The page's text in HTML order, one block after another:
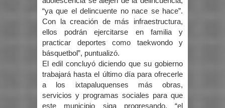
“ya que el delincuente no nace se hace”.
Con la creación de más infraestructura,
ellos podrán ejercitarse en familia y
practicar deportes como taekwondo y
básquetbol”, puntualizó.
El edil concluyó diciendo que su gobierno
trabajará hasta el último día para ofrecerle
a los ixtapaluquenses más obras,
servicios y programas sociales para que
este municipio siga progresando, “el